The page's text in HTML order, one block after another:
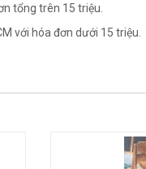
tổng trên 15 triệu.
với hóa đơn dưới 15 triệu.